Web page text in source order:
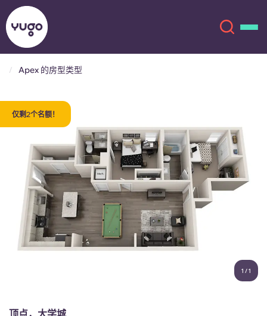
地点
更多
账户 语言
English (US)
Chinese Español
Català Deutsch
Italian French
Apex 的房型类型
仅剩2个名额！
1 /1